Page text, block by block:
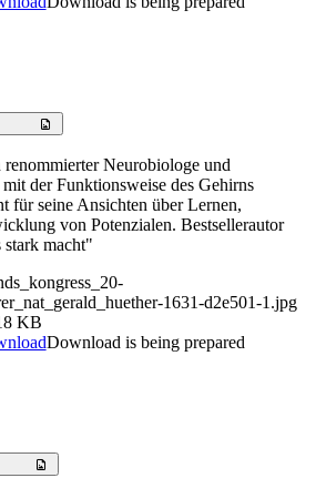
Neurobiologe und
der Funktionsweise des Gehirns
für seine Ansichten über Lernen,
von Potenzialen. Bestsellerautor
macht"
1631-d2e501-1.jpg
KB
Download is being prepared